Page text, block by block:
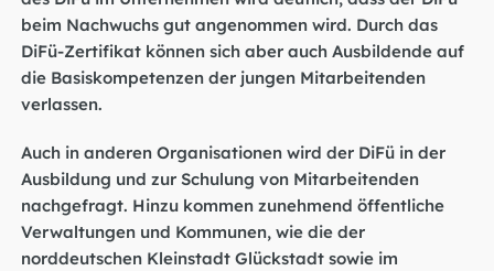
beim Nachwuchs gut angenommen wird. Durch das
DiFü-Zertifikat können sich aber auch Ausbildende auf
die Basiskompetenzen der jungen Mitarbeitenden
verlassen.
Auch in anderen Organisationen wird der DiFü in der
Ausbildung und zur Schulung von Mitarbeitenden
nachgefragt. Hinzu kommen zunehmend öffentliche
Verwaltungen und Kommunen, wie die der
norddeutschen Kleinstadt Glückstadt sowie im